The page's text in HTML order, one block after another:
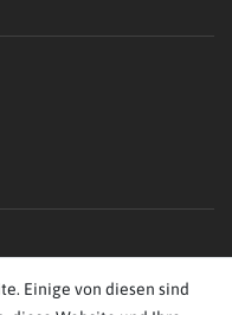
Einige von diesen sind